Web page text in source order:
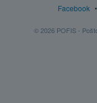
Facebook
© 2026 POFIS -